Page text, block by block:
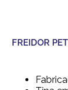
FREIDOR